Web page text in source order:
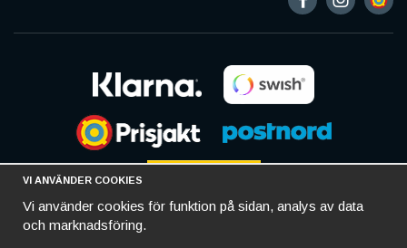
VI ANVÄNDER COOKIES
Vi använder cookies för funktion på sidan, analys av data
och marknadsföring.